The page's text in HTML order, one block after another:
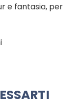
e fantasia, per